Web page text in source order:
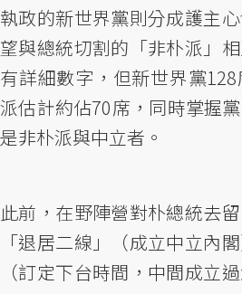
執政的新世界黨則分成護主
望與總統切割的「非朴派」
有詳細數字，但新世界黨
派估計約佔70席，同時掌握
是非朴派與中立者。
此前，在野陣營對朴總統去
「退居二線」（成立中立內
（訂定下台時間，中間成立